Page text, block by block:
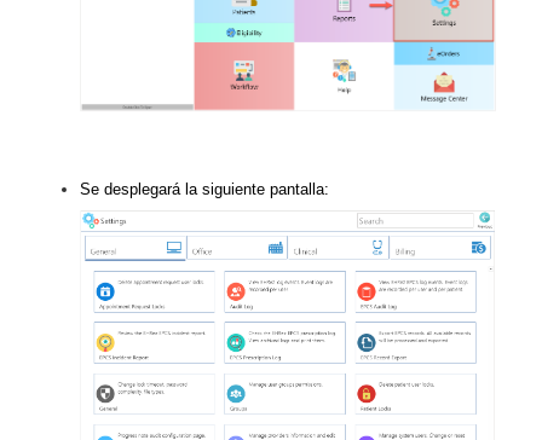
Se desplegará la siguiente pantalla: